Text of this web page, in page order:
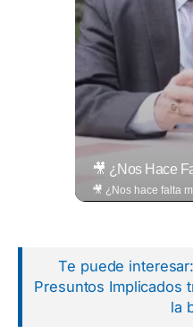
Te puede
Presuntos Implicados
la